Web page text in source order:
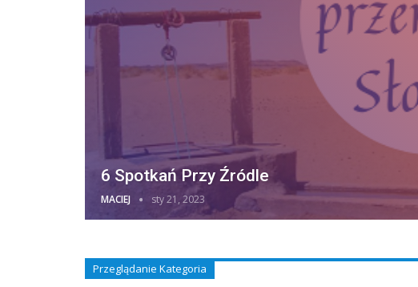
6 Spotkań Przy Źródle
MACIEJ sty 21, 2023
Przeglądanie Kategoria